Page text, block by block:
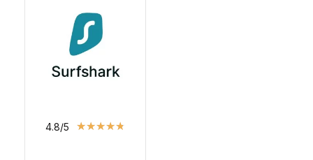
4.8/5 ★★★★★